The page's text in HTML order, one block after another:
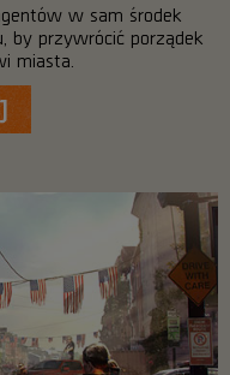
w sam środek
by przywrócić porządek
miasta.